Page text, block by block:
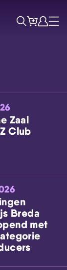
ZoekTicketsAccount
Menu
Zaal
Club
Breda
met